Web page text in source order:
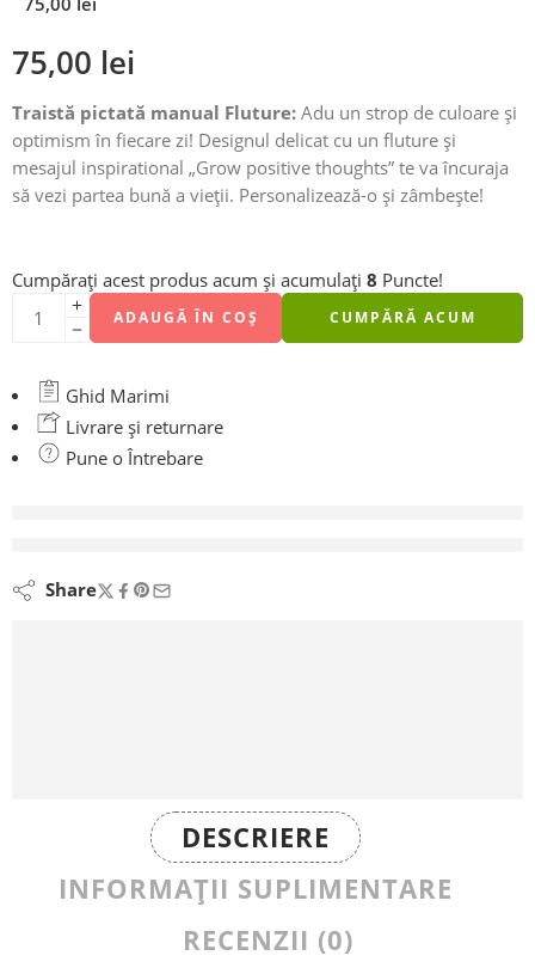
75,00 lei
75,00 lei
Traistă pictată manual Fluture: Adu un strop de culoare și
optimism în fiecare zi! Designul delicat cu un fluture și
mesajul inspirational „Grow positive thoughts” te va încuraja
să vezi partea bună a vieții. Personalizează-o și zâmbește!
Cumpărați acest produs acum și acumulați 8 Puncte!
ADAUGĂ ÎN COȘ CUMPĂRĂ ACUM
Ghid Marimi
Livrare și returnare
Pune o Întrebare
Share
DESCRIERE
INFORMAȚII SUPLIMENTARE
RECENZII (0)